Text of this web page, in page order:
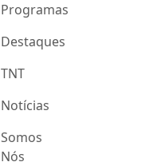
Programas
Destaques
TNT
Notícias
Somos
Nós